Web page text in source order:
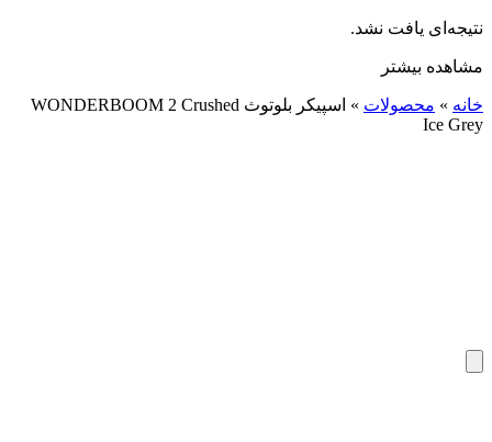
نتیجه‌ای یافت نشد.
مشاهده بیشتر
خانه » محصولات »
اسپیکر بلوتوث WONDERBOOM 2 Crushed
Ice Grey